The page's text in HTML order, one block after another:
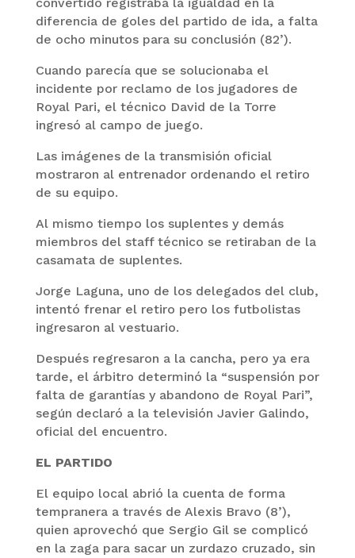
diferencia de goles del partido de ida, a falta
de ocho minutos para su conclusión (82’).
Cuando parecía que se solucionaba el
incidente por reclamo de los jugadores de
Royal Pari, el técnico David de la Torre
ingresó al campo de juego.
Las imágenes de la transmisión oficial
mostraron al entrenador ordenando el retiro
de su equipo.
Al mismo tiempo los suplentes y demás
miembros del staff técnico se retiraban de la
casamata de suplentes.
Jorge Laguna, uno de los delegados del club,
intentó frenar el retiro pero los futbolistas
ingresaron al vestuario.
Después regresaron a la cancha, pero ya era
tarde, el árbitro determinó la “suspensión por
falta de garantías y abandono de Royal Pari”,
según declaró a la televisión Javier Galindo,
oficial del encuentro.
EL PARTIDO
El equipo local abrió la cuenta de forma
tempranera a través de Alexis Bravo (8’),
quien aprovechó que Sergio Gil se complicó
en la zaga para sacar un zurdazo cruzado, sin